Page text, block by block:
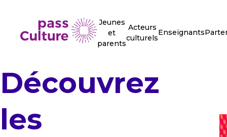
Jeunes
et
parents
Acteurs
culturels
Enseignants
Découvrez
les